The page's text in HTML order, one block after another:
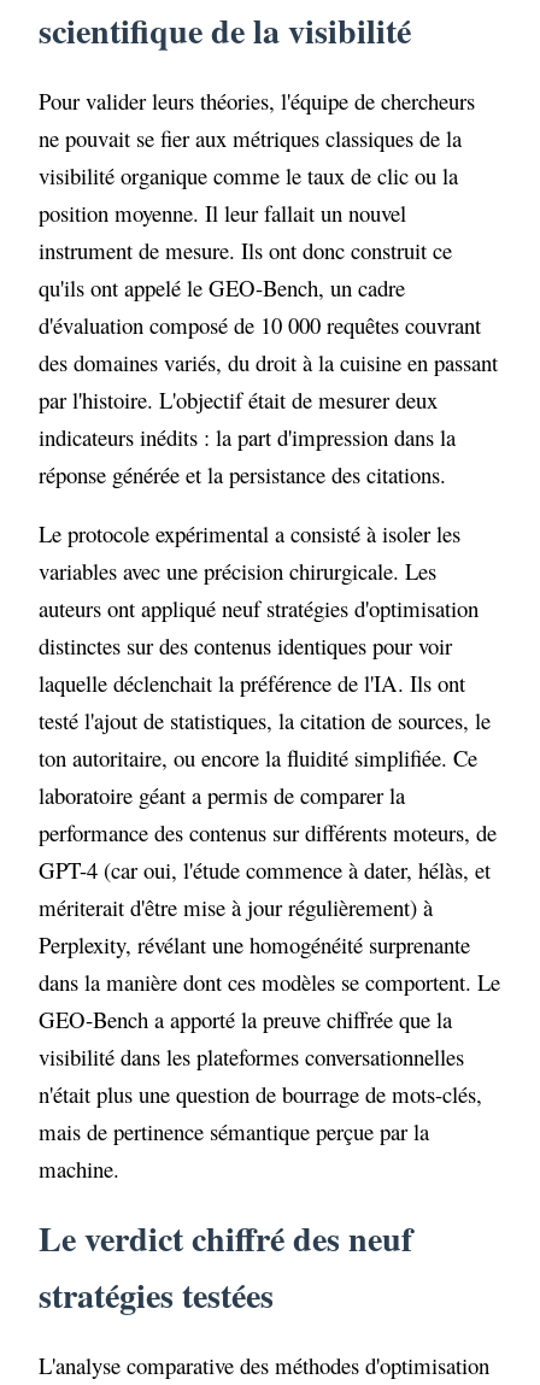
scientifique de la visibilité
Pour valider leurs théories, l'équipe de chercheurs
ne pouvait se fier aux métriques classiques de la
visibilité organique comme le taux de clic ou la
position moyenne. Il leur fallait un nouvel
instrument de mesure. Ils ont donc construit ce
qu'ils ont appelé le GEO-Bench, un cadre
d'évaluation composé de 10 000 requêtes couvrant
des domaines variés, du droit à la cuisine en passant
par l'histoire. L'objectif était de mesurer deux
indicateurs inédits : la part d'impression dans la
réponse générée et la persistance des citations.
Le protocole expérimental a consisté à isoler les
variables avec une précision chirurgicale. Les
auteurs ont appliqué neuf stratégies d'optimisation
distinctes sur des contenus identiques pour voir
laquelle déclenchait la préférence de l'IA. Ils ont
testé l'ajout de statistiques, la citation de sources, le
ton autoritaire, ou encore la fluidité simplifiée. Ce
laboratoire géant a permis de comparer la
performance des contenus sur différents moteurs, de
GPT-4 (car oui, l'étude commence à dater, hélàs, et
mériterait d'être mise à jour régulièrement) à
Perplexity, révélant une homogénéité surprenante
dans la manière dont ces modèles se comportent. Le
GEO-Bench a apporté la preuve chiffrée que la
visibilité dans les plateformes conversationnelles
n'était plus une question de bourrage de mots-clés,
mais de pertinence sémantique perçue par la
machine.
Le verdict chiffré des neuf
stratégies testées
L'analyse comparative des méthodes d'optimisation